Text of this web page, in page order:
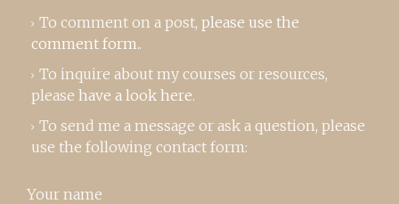
To comment on a post, please use the
comment form..
To inquire about my courses or resources,
please have a look here.
To send me a message or ask a question, please
use the following contact form:
Your name